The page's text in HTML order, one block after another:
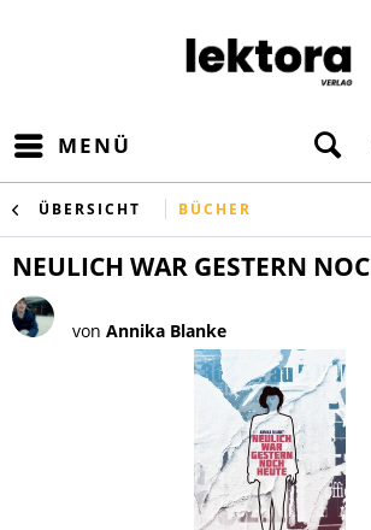
MENÜ
ÜBERSICHT BÜCHER
NEULICH WAR GESTERN
von Annika Blanke